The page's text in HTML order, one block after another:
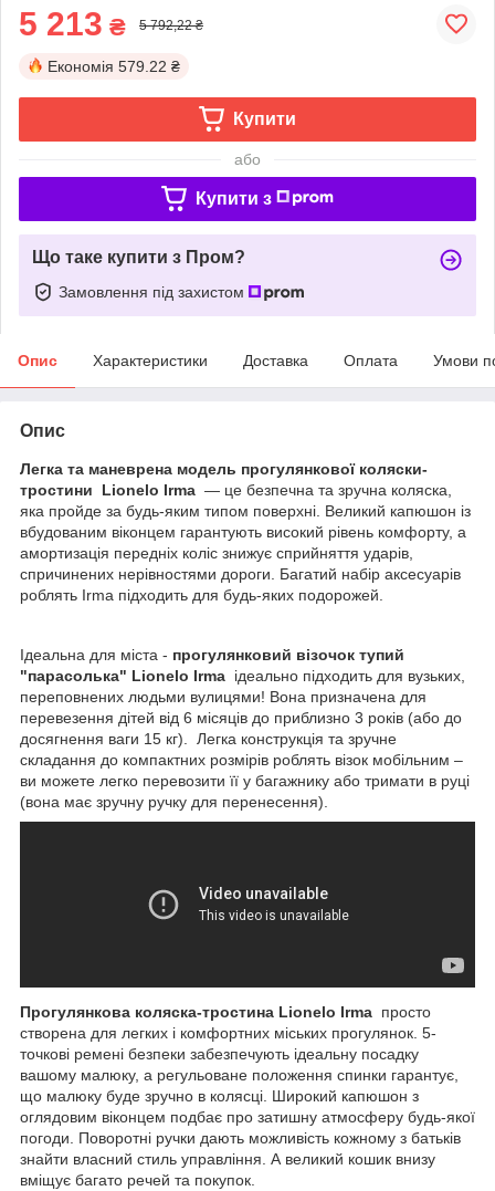
5 213 ₴ 5 792,22 ₴
Економія 579.22 ₴
Купити
або
Купити з
Що таке купити з Пром?
Замовлення під захистом
Опис Характеристики Доставка Оплата Умови
Опис
Легка та маневрена модель прогулянкової коляски-
тростини
Lionelo Irma — це безпечна та зручна коляска,
яка пройде за будь-яким типом поверхні. Великий капюшон із
вбудованим віконцем гарантують високий рівень комфорту, а
амортизація передніх коліс знижує сприйняття ударів,
спричинених нерівностями дороги. Багатий набір аксесуарів
роблять Irma підходить для будь-яких подорожей.
Ідеальна для міста - прогулянковий візочок тупий
"парасолька" Lionelo Irma ідеально підходить для вузьких,
переповнених людьми вулицями! Вона призначена для
перевезення дітей від 6 місяців до приблизно 3 років (або до
досягнення ваги 15 кг). Легка конструкція та зручне
складання до компактних розмірів роблять візок мобільним –
ви можете легко перевозити її у багажнику або тримати в руці
(вона має зручну ручку для перенесення).
Прогулянкова коляска-тростина Lionelo Irma просто
створена для легких і комфортних міських прогулянок. 5-
точкові ремені безпеки забезпечують ідеальну посадку
вашому малюку, а регульоване положення спинки гарантує,
що малюку буде зручно в колясці. Широкий капюшон з
оглядовим віконцем подбає про затишну атмосферу будь-якої
погоди. Поворотні ручки дають можливість кожному з батьків
знайти власний стиль управління. А великий кошик внизу
вміщує багато речей та покупок.